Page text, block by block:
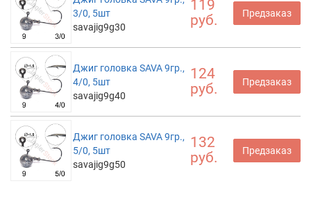
3/0, 5шт
savajig9g30
119
руб.
Предзаказ
Джиг головка SAVA 9гр.,
4/0, 5шт
savajig9g40
124
руб.
Предзаказ
Джиг головка SAVA 9гр.,
5/0, 5шт
savajig9g50
132
руб.
Предзаказ